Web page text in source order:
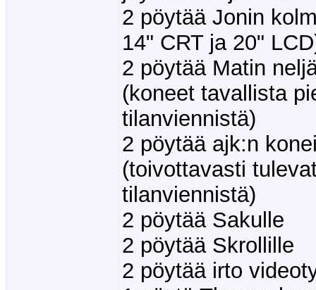
2 pöytää Jonin
14" CRT ja 20"
2 pöytää Matin
(koneet tavallista
tilanviennistä)
2 pöytää ajk:n
(toivottavasti
tilanviennistä)
2 pöytää Sakulle
2 pöytää Skrollille
2 pöytää irto